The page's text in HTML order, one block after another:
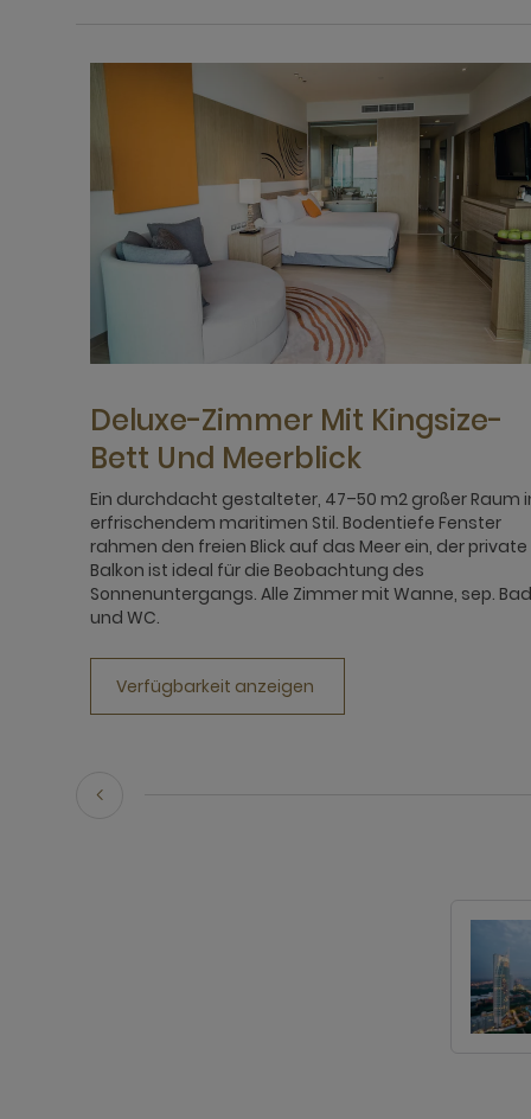
Deluxe-Zimmer Mit Kingsize-
Bett Und Meerblick
Ein durchdacht gestalteter, 47–50 m2 großer Raum
erfrischendem maritimen Stil. Bodentiefe Fenster
rahmen den freien Blick auf das Meer ein, der private
Balkon ist ideal für die Beobachtung des
Sonnenuntergangs. Alle Zimmer mit Wanne, sep. Bad
und WC.
Verfügbarkeit anzeigen